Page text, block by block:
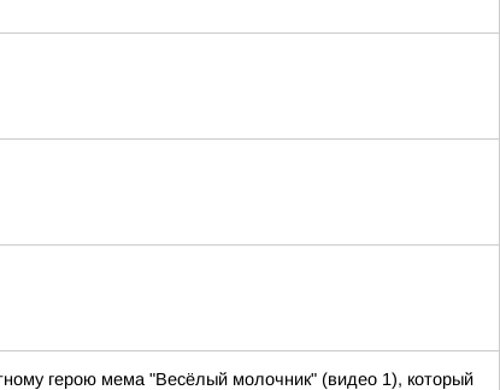
герою мема "Весёлый молочник" (видео 1), который